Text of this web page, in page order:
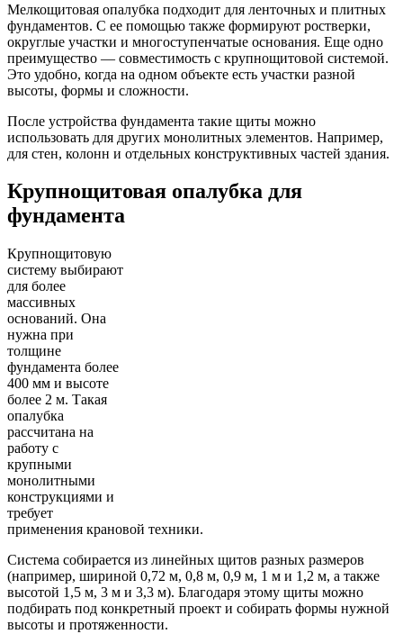
Мелкощитовая опалубка подходит для ленточных и плитных
фундаментов. С ее помощью также формируют ростверки,
округлые участки и многоступенчатые основания. Еще одно
преимущество — совместимость с крупнощитовой системой.
Это удобно, когда на одном объекте есть участки разной
высоты, формы и сложности.
После устройства фундамента такие щиты можно
использовать для других монолитных элементов. Например,
для стен, колонн и отдельных конструктивных частей здания.
Крупнощитовая опалубка для
фундамента
Крупнощитовую
систему выбирают
для более
массивных
оснований. Она
нужна при
толщине
фундамента более
400 мм и высоте
более 2 м. Такая
опалубка
рассчитана на
работу с
крупными
монолитными
конструкциями и
требует
применения крановой техники.
Система собирается из линейных щитов разных размеров
(например, шириной 0,72 м, 0,8 м, 0,9 м, 1 м и 1,2 м, а также
высотой 1,5 м, 3 м и 3,3 м). Благодаря этому щиты можно
подбирать под конкретный проект и собирать формы нужной
высоты и протяженности.